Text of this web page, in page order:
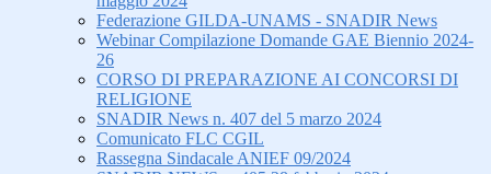
Federazione GILDA-UNAMS - SNADIR News
Webinar Compilazione Domande GAE Biennio 2024-
26
CORSO DI PREPARAZIONE AI CONCORSI DI
RELIGIONE
SNADIR News n. 407 del 5 marzo 2024
Comunicato FLC CGIL
Rassegna Sindacale ANIEF 09/2024